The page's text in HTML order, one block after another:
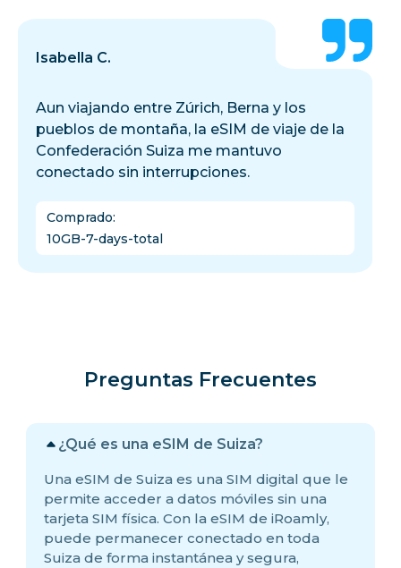
Isabella C.
Aun viajando entre Zúrich, Berna y los
pueblos de montaña, la eSIM de viaje de la
Confederación Suiza me mantuvo
conectado sin interrupciones.
Comprado:
10GB-7-days-total
Preguntas Frecuentes
¿Qué es una eSIM de Suiza?
Una eSIM de Suiza es una SIM digital que le
permite acceder a datos móviles sin una
tarjeta SIM física. Con la eSIM de iRoamly,
puede permanecer conectado en toda
Suiza de forma instantánea y segura,